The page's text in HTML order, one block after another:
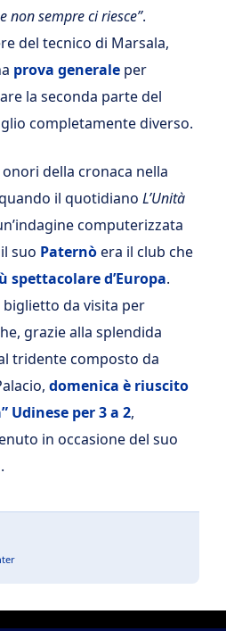
non sempre ci riesce”.
del tecnico di Marsala,
prova generale per
la seconda parte del
completamente diverso.
della cronaca nella
il quotidiano L’Unità
computerizzata
suo Paternòera il club che
spettacolare d’Europa.
da visita per
grazie alla splendida
tridente composto da
domenica è riuscito
Udinese per 3 a 2,
in occasione del suo